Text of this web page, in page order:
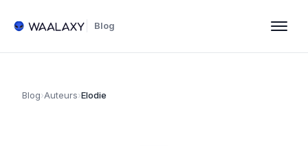
Blog
Blog›Auteurs›Elodie